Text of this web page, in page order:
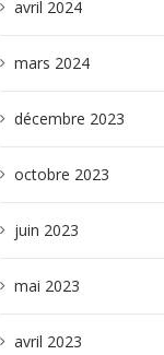
avril 2024
mars 2024
décembre 2023
octobre 2023
juin 2023
mai 2023
avril 2023